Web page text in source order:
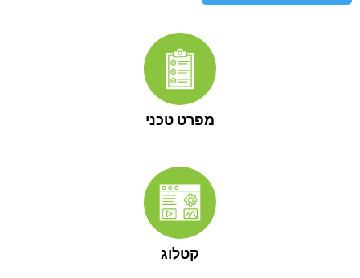
מפרט טכני
קטלוג